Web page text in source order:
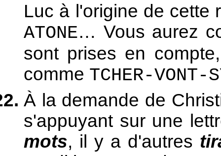
Luc à l'origine de cette
ATONE… Vous aurez
sont prises en
comme TCHER-VONT-
À la demande de
s'appuyant sur une
mots, il y a d'autres